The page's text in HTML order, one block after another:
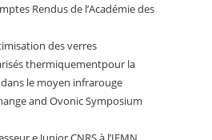
Rendus de l’Académie des
des verres
thermiquementpour la
le moyen infrarouge
and Ovonic Symposium